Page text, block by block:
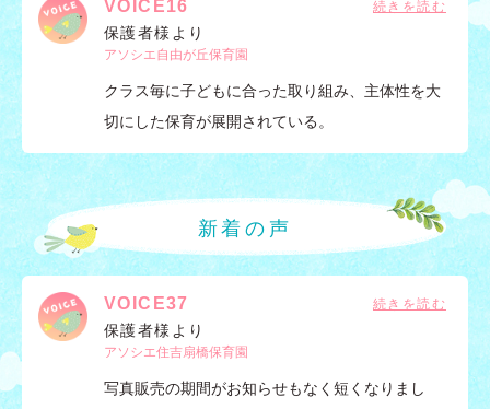
VOICE16
保護者様より
アソシエ自由が丘保育園
クラス毎に子どもに合った取り組み、主体性を大
切にした保育が展開されている。
新着の声
VOICE37
保護者様より
アソシエ住吉扇橋保育園
写真販売の期間がお知らせもなく短くなりまし